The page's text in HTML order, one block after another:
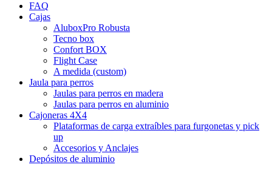
FAQ
Cajas
AluboxPro Robusta
Tecno box
Confort BOX
Flight Case
A medida (custom)
Jaula para perros
Jaulas para perros en madera
Jaulas para perros en aluminio
Cajoneras 4X4
Plataformas de carga extraíbles para furgonetas y pick
up
Accesorios y Anclajes
Depósitos de aluminio